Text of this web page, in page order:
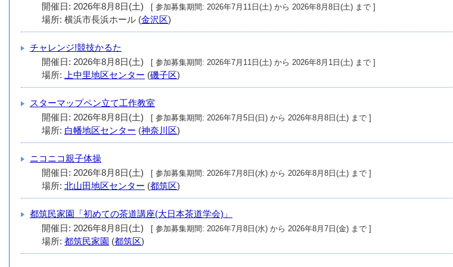
開催日: 2026年8月8日(土) [ 参加募集期間: 2026年7月11日(土) から 2026年8月8日(土) まで ]
場所: 横浜市長浜ホール (金沢区)
チャレンジ!競技かるた
開催日: 2026年8月8日(土)
[ 参加募集期間: 2026年7月11日(土) から 2026年8月1日(土) まで ]
場所: 上中里地区センター (磯子区)
スターマップペン立て工作教室
開催日: 2026年8月8日(土)
[ 参加募集期間: 2026年7月5日(日) から 2026年8月8日(土) まで ]
場所: 白幡地区センター (神奈川区)
ニコニコ親子体操
開催日: 2026年8月8日(土)
[ 参加募集期間: 2026年7月8日(水) から 2026年8月8日(土) まで ]
場所: 北山田地区センター (都筑区)
都筑民家園「初めての茶道講座(大日本茶道学会)」
開催日: 2026年8月8日(土)
[ 参加募集期間: 2026年7月8日(水) から 2026年8月7日(金) まで ]
場所: 都筑民家園 (都筑区)